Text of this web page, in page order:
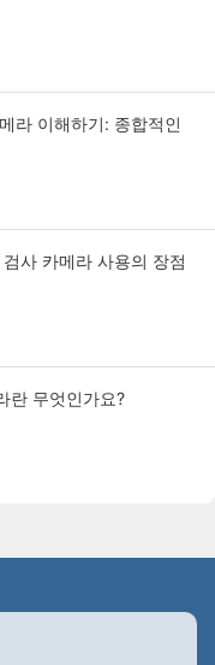
라 이해하기: 종합적인
사 카메라 사용의 장점
란 무엇인가요?